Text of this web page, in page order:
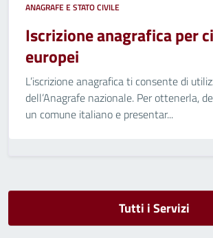
ANAGRAFE E STATO CIVILE
Iscrizione anagrafica per
europei
L’iscrizione anagrafica ti consente di
dell’Anagrafe nazionale. Per ottenerla,
un comune italiano e presentar...
Tutti i Servizi